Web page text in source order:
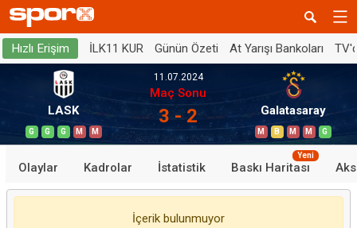
Hızlı Erişim İLK11 KUR Günün Özeti At Yarışı Bankoları
LASK
G G G M M
11.07.2024
Maç Sonu
3 - 2 Galatasaray
M B M M G
Olaylar Kadrolar İstatistik Baskı Haritası
Yeni
İçerik bulunmuyor